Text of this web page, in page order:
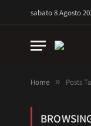
sabato 8 Agosto
Home » Posts